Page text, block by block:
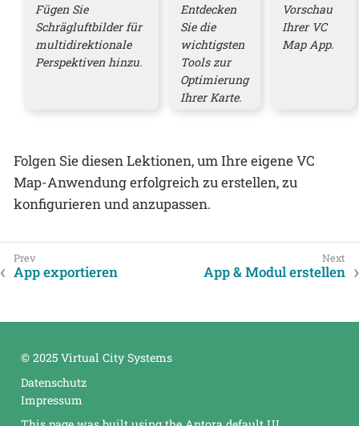
Fügen Sie
Schrägluftbilder für
multidirektionale
Perspektiven hinzu.
Entdecken
Sie die
wichtigsten
Tools zur
Optimierung
Ihrer Karte.
Vorschau
Ihrer VC
Map App.
Folgen Sie diesen Lektionen, um Ihre eigene VC
Map-Anwendung erfolgreich zu erstellen, zu
konfigurieren und anzupassen.
App exportieren App & Modul erstellen
© 2025 Virtual City Systems
Datenschutz
Impressum